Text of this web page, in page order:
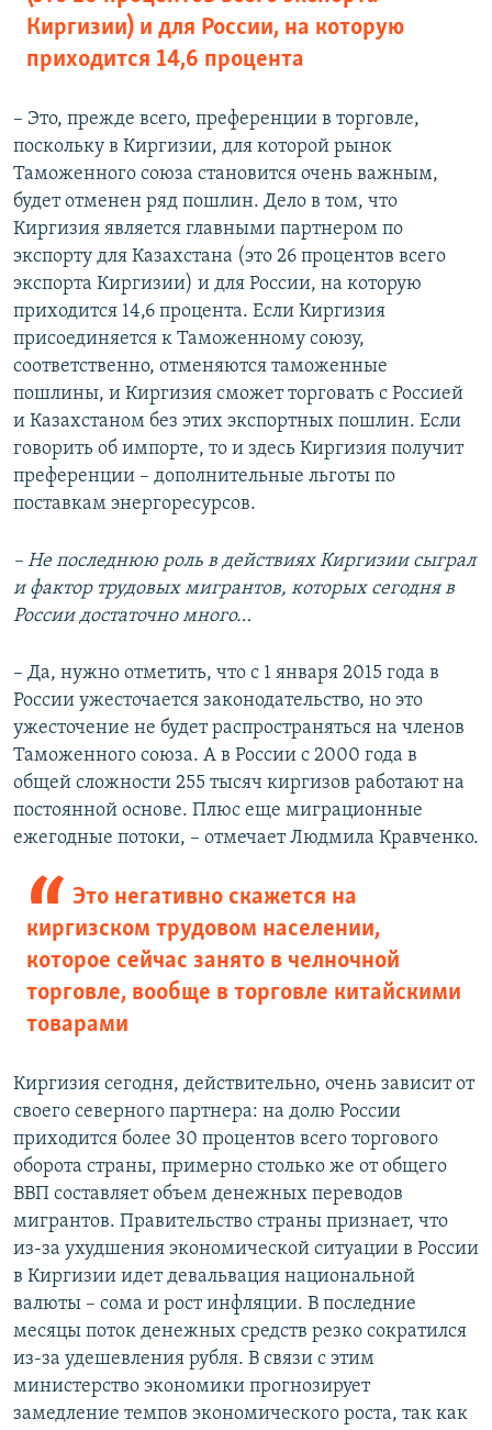
Киргизии) и для России, на которую
приходится 14,6 процента
– Это, прежде всего, преференции в торговле,
поскольку в Киргизии, для которой рынок
Таможенного союза становится очень важным,
будет отменен ряд пошлин. Дело в том, что
Киргизия является главными партнером по
экспорту для Казахстана (это 26 процентов всего
экспорта Киргизии) и для России, на которую
приходится 14,6 процента. Если Киргизия
присоединяется к Таможенному союзу,
соответственно, отменяются таможенные
пошлины, и Киргизия сможет торговать с Россией
и Казахстаном без этих экспортных пошлин. Если
говорить об импорте, то и здесь Киргизия получит
преференции – дополнительные льготы по
поставкам энергоресурсов.
– Не последнюю роль в действиях Киргизии сыграл
и фактор трудовых мигрантов, которых сегодня в
России достаточно много…
– Да, нужно отметить, что с 1 января 2015 года в
России ужесточается законодательство, но это
ужесточение не будет распространяться на членов
Таможенного союза. А в России с 2000 года в
общей сложности 255 тысяч киргизов работают на
постоянной основе. Плюс еще миграционные
ежегодные потоки, – отмечает Людмила Кравченко.
Это негативно скажется на
киргизском трудовом населении,
которое сейчас занято в челночной
торговле, вообще в торговле китайскими
товарами
Киргизия сегодня, действительно, очень зависит от
своего северного партнера: на долю России
приходится более 30 процентов всего торгового
оборота страны, примерно столько же от общего
ВВП составляет объем денежных переводов
мигрантов. Правительство страны признает, что
из-за ухудшения экономической ситуации в России
в Киргизии идет девальвация национальной
валюты – сома и рост инфляции. В последние
месяцы поток денежных средств резко сократился
из-за удешевления рубля. В связи с этим
министерство экономики прогнозирует
замедление темпов экономического роста, так как